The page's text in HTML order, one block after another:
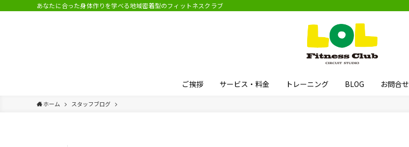
あなたに合った身体作りを学べる地域密着型のフィットネスクラブ
ご挨拶 サービス・料金 トレーニング BLOG お問合せ
ホーム スタッフブログ